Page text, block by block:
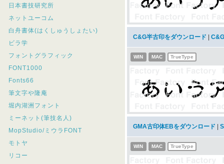
日本書技研究所
ネットユーコム
白舟書体(はくしゅうしょたい)
ビラ学
フォントグラフィック
FONT1000
Fonts66
筆文字や隆庵
堀内湖洲フォント
ミーネット(筆技名人)
MopStudio/ミウラFONT
モトヤ
リコー
C&G半古印をダウンロード
WIN MAC TrueType
GMA古印体EBをダウンロード
WIN MAC TrueType